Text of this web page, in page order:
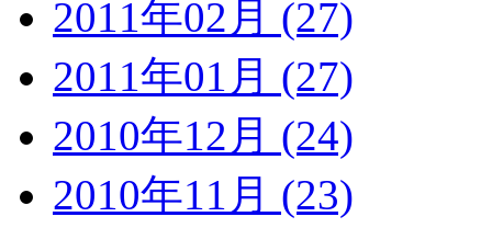
2011年02月 (27)
2011年01月 (27)
2010年12月 (24)
2010年11月 (23)